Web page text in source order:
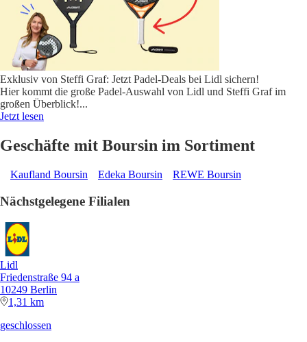
Exklusiv von Steffi Graf: Jetzt Padel-Deals bei Lidl sichern!
Hier kommt die große Padel-Auswahl von Lidl und Steffi Graf im
großen Überblick!...
Jetzt lesen
Geschäfte mit Boursin im Sortiment
Kaufland Boursin Edeka Boursin REWE Boursin
Nächstgelegene Filialen
Lidl
Friedenstraße 94 a
10249 Berlin
1,31 km
geschlossen